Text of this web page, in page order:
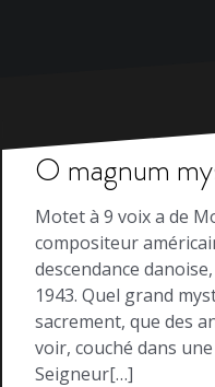
O magnum
Motet à 9 voix a de
compositeur
descendance
1943. Quel grand
sacrement, que des
voir, couché dans
Seigneur[…]